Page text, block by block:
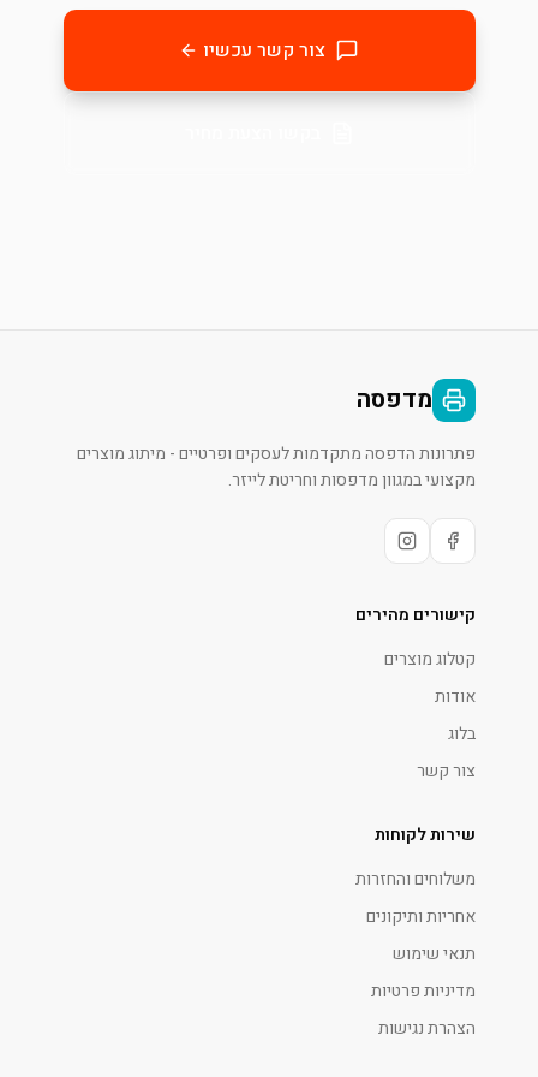
צור קשר עכשיו
מדפסה
פתרונות הדפסה מתקדמות לעסקים ופרטיים - מיתוג מוצרים
מקצועי במגוון מדפסות וחריטת לייזר.
קישורים מהירים
קטלוג מוצרים
אודות
בלוג
צור קשר
שירות לקוחות
משלוחים והחזרות
אחריות ותיקונים
תנאי שימוש
מדיניות פרטיות
הצהרת נגישות